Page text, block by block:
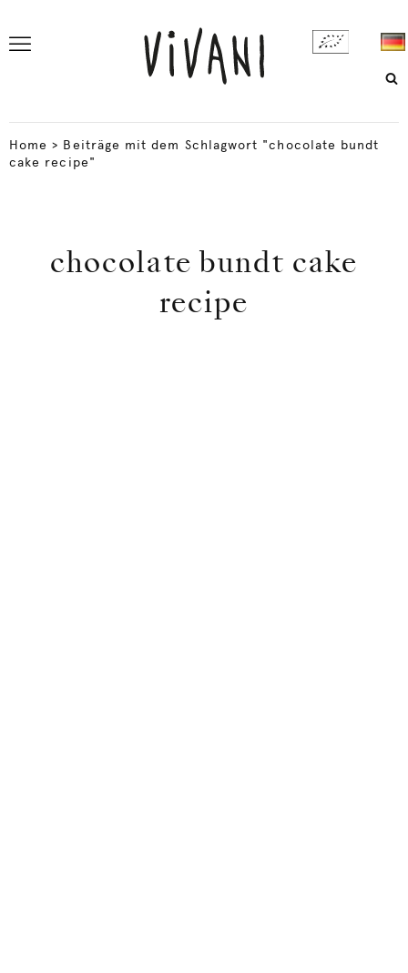
Home > Beiträge mit dem Schlagwort "chocolate bundt
cake recipe"
chocolate bundt cake
recipe